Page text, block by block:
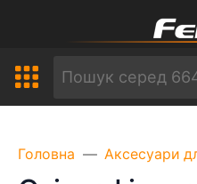
Головна Аксесуари